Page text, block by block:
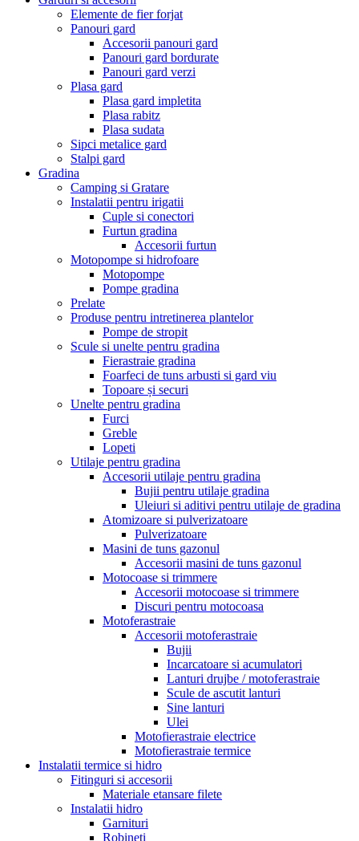
Elemente de fier forjat
Panouri gard
Accesorii panouri gard
Panouri gard bordurate
Panouri gard verzi
Plasa gard
Plasa gard impletita
Plasa rabitz
Plasa sudata
Sipci metalice gard
Stalpi gard
Gradina
Camping si Gratare
Instalatii pentru irigatii
Cuple si conectori
Furtun gradina
Accesorii furtun
Motopompe si hidrofoare
Motopompe
Pompe gradina
Prelate
Produse pentru intretinerea plantelor
Pompe de stropit
Scule si unelte pentru gradina
Fierastraie gradina
Foarfeci de tuns arbusti si gard viu
Topoare și securi
Unelte pentru gradina
Furci
Greble
Lopeti
Utilaje pentru gradina
Accesorii utilaje pentru gradina
Bujii pentru utilaje gradina
Uleiuri si aditivi pentru utilaje de gradina
Atomizoare si pulverizatoare
Pulverizatoare
Masini de tuns gazonul
Accesorii masini de tuns gazonul
Motocoase si trimmere
Accesorii motocoase si trimmere
Discuri pentru motocoasa
Motoferastraie
Accesorii motoferastraie
Bujii
Incarcatoare si acumulatori
Lanturi drujbe / motoferastraie
Scule de ascutit lanturi
Sine lanturi
Ulei
Motofierastraie electrice
Motofierastraie termice
Instalatii termice si hidro
Fitinguri si accesorii
Materiale etansare filete
Instalatii hidro
Garnituri
Robineti